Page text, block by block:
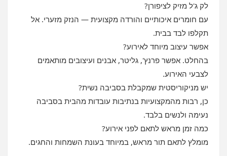
לק ג'ל מזיק לציפורן?
עם חומרים איכותיים והורדה מקצועית — הנזק מזערי. אל
תקלפו לבד בבית.
אפשר עיצוב מיוחד לאירוע?
בהחלט. אפשר פרנץ', גליטר, אבנים ועיצובים מותאמים
לצבעי האירוע.
יש מניקוריסטית שמקבלת בסביבה נשית?
כן, רבות מהמקצועיות בנתיבות עובדות מהבית בסביבה
נעימה ולנשים בלבד.
כמה זמן מראש לתאם לפני אירוע?
מומלץ לתאם תור מראש, במיוחד בעונת השמחות והחגים.